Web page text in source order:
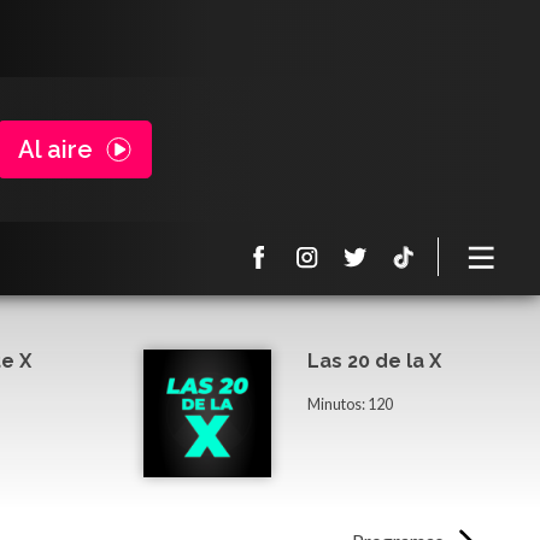
Al aire
X Las 20 de la X
Minutos: 120